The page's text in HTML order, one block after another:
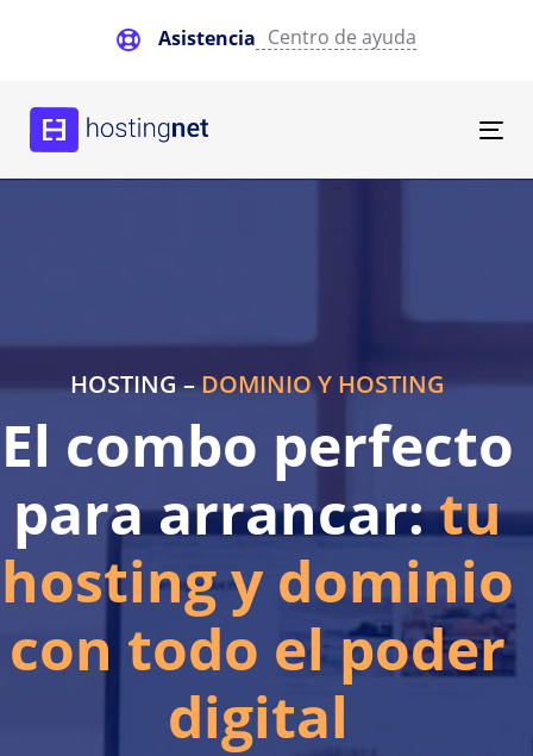
Skip
to
content
Asistencia Centro de ayuda
HOSTING –DOMINIO Y HOSTING
El combo perfecto
para arrancar:tu
hosting y dominio
con todo el poder
digital